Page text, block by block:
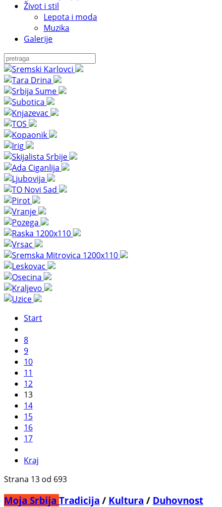
Život i stil
Lepota i moda
Muzika
Galerije
Start
8
9
10
11
12
13
14
15
16
17
Kraj
Strana 13 od 693
Moja Srbija Tradicija / Kultura / Duhovnost